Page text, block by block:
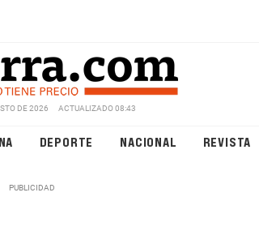
DE 2026 ACTUALIZADO 08:43
DEPORTE NACIONAL REVISTA